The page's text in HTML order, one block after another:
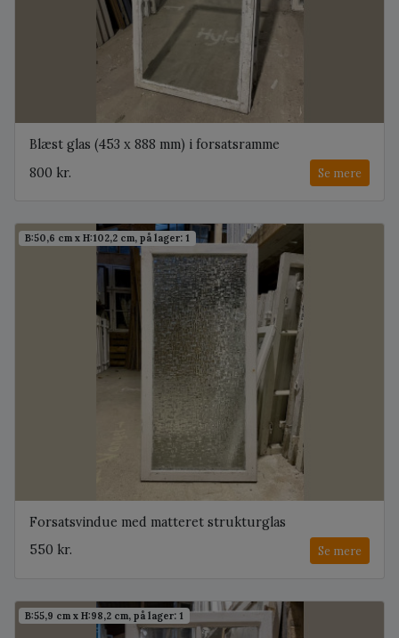
Blæst glas (453 x 888 mm) i forsatsramme
800 kr.
Se mere
B:50,6 cm x H:102,2 cm, på lager: 1
Forsatsvindue med matteret strukturglas
550 kr.
Se mere
B:55,9 cm x H:98,2 cm, på lager: 1